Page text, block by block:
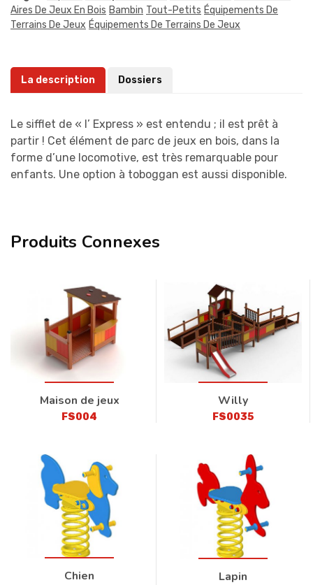
Aires De Jeux En Bois Bambin Tout-Petits Équipements De
Terrains De Jeux Équipements De Terrains De Jeux
La description Dossiers
Le sifflet de « l’ Express » est entendu ; il est prêt à
partir ! Cet élément de parc de jeux en bois, dans la
forme d’une locomotive, est très remarquable pour
enfants. Une option à toboggan est aussi disponible.
Produits Connexes
Maison de jeux
FS004
Willy
FS0035
Chien Lapin